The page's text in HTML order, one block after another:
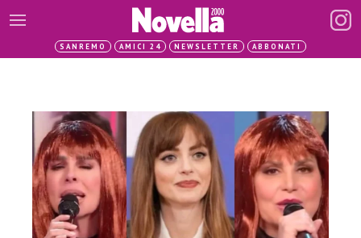
SANREMO AMICI 24 NEWSLETTER ABBONATI